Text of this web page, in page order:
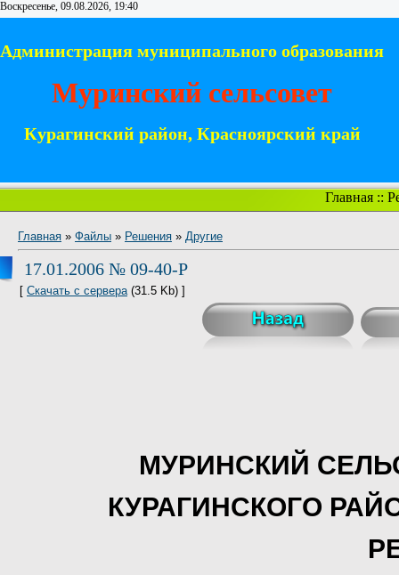
Воскресенье, 09.08.2026, 19:40
Администрация муниципального образования
Муринский сельсовет
Курагинский район, Красноярский край
Главная::
Главная » Файлы » Решения » Другие
17.01.2006 № 09-40-Р
[ Скачать с сервера(31.5 Kb) ]
МУРИНСКИЙ
КУРАГИНСКОГО